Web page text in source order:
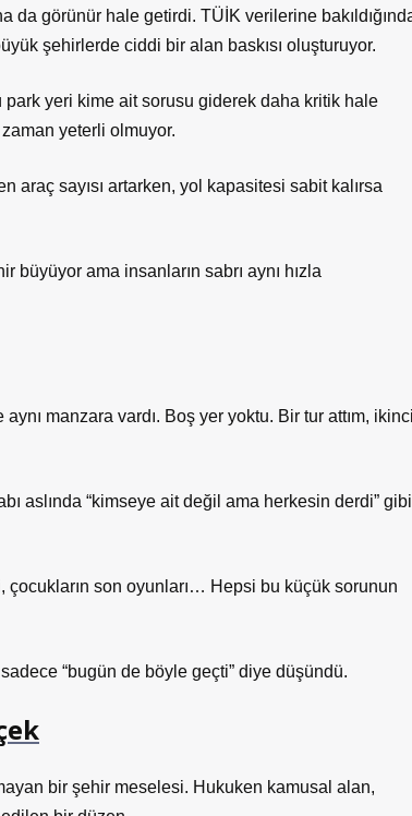
da görünür hale getirdi. TÜİK verilerine
şehirlerde ciddi bir alan baskısı oluşturuyor.
yeri kime ait sorusu giderek daha kritik hale
yeterli olmuyor.
araç sayısı artarken, yol kapasitesi sabit kalırsa
büyüyor ama insanların sabrı aynı hızla
manzara vardı. Boş yer yoktu. Bir tur attım,
aslında “kimseye ait değil ama herkesin derdi” gibi
son oyunları… Hepsi bu küçük sorunun
“bugün de böyle geçti” diye düşündü.
bir şehir meselesi. Hukuken kamusal alan,